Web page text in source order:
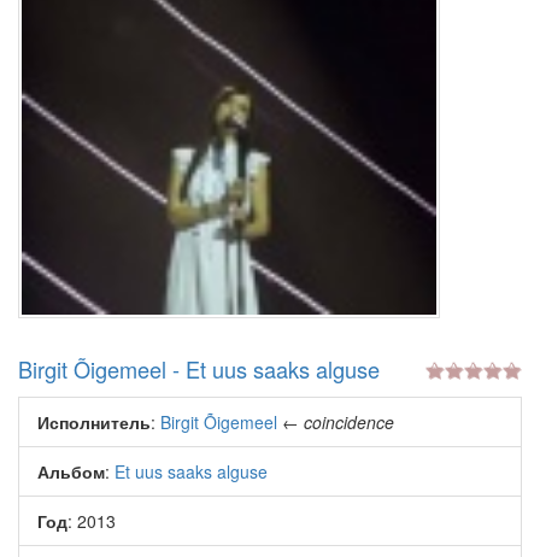
Birgit Õigemeel - Et uus saaks alguse
Исполнитель: Birgit Õigemeel ← coincidence
Альбом: Et uus saaks alguse
Год: 2013